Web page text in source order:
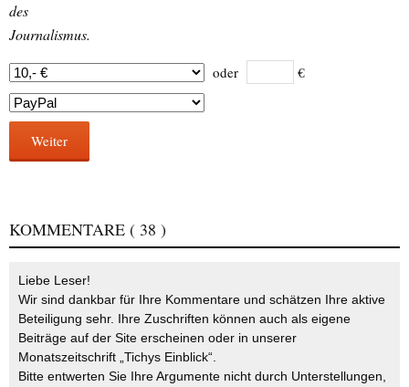
des
Journalismus.
oder €
Weiter
KOMMENTARE ( 38 )
Liebe Leser!
Wir sind dankbar für Ihre Kommentare und schätzen Ihre aktive
Beteiligung sehr. Ihre Zuschriften können auch als eigene
Beiträge auf der Site erscheinen oder in unserer
Monatszeitschrift „Tichys Einblick“.
Bitte entwerten Sie Ihre Argumente nicht durch Unterstellungen,